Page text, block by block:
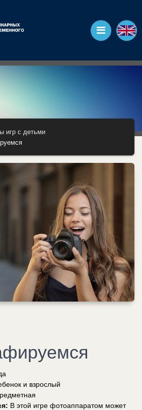
игр с детьми
и взрослый
В этой игре фотоаппаратом может